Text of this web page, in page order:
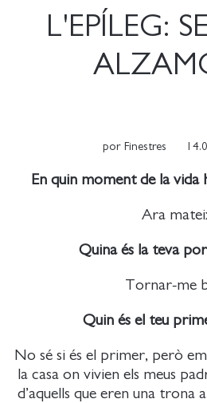
L'EPÍLEG:
por Finestres
En quin moment de la vida
Ara
Quina és la teva
Tornar-me
Quin és el teu
No sé si és el primer, però
la casa on vivien els meus
d’aquells que eren una